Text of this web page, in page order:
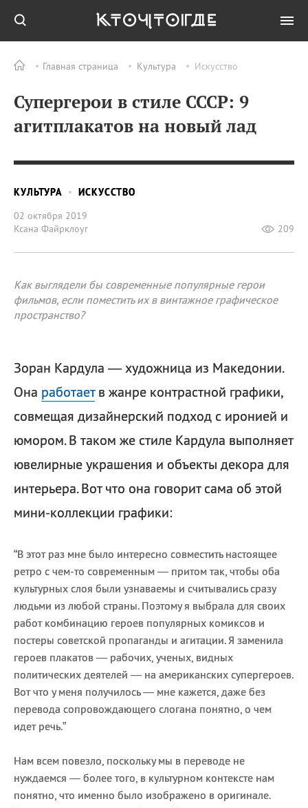
Главная страница Культура Искусство
Супергерои в стиле СССР: 9
агитплакатов на новый лад
КУЛЬТУРА
ИСКУССТВО
02 октября 2019
Ксана Файрклоуг
209
Как выглядели бы современные популярные герои
фильмов, если поместить их в винтажное графическое
пространство?
Зоран Кардула — художница из Македонии.
Она работаетв жанре контрастной графики,
совмещая дизайнерский подход с иронией и
юмором. В таком же стиле Кардула выполняет
ювелирные украшения и объекты декора для
интерьера. Вот что она говорит сама об этой
мини-коллекции графики:
“В этот раз мне было интересно совместить настоящее
ретро с чем-то современным — притом так, чтобы оба
культурных слоя были узнаваемы и считывались сразу
людьми из любой страны. Поэтому я выбрала для своих
работ комбинацию героев популярных комиксов и
постеры советской пропаганды и агитации. Я заменила
героев плакатов — рабочих, ученых, видных
политических деятелей — на американских супергероев.
Вот что у меня получилось — мне кажется, даже без
перевода сопровождающего слогана понятно, о чем
идет речь.”
Нам всем повезло, поскольку мы в переводе не
нуждаемся — более того, в культурном контексте нам
понятно, что именно было изображено в оригинале.